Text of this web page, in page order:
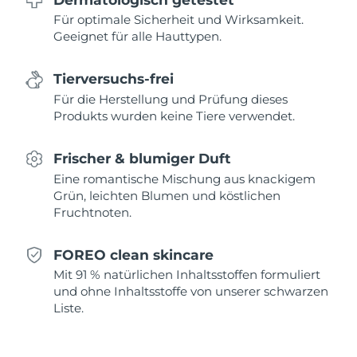
Für optimale Sicherheit und Wirksamkeit.
Geeignet für alle Hauttypen.
Tierversuchs-frei
Für die Herstellung und Prüfung dieses
Produkts wurden keine Tiere verwendet.
Frischer & blumiger Duft
Eine romantische Mischung aus knackigem
Grün, leichten Blumen und köstlichen
Fruchtnoten.
FOREO clean skincare
Mit 91 % natürlichen Inhaltsstoffen formuliert
und ohne Inhaltsstoffe von unserer schwarzen
Liste.
Saudi-Arabien Erwartete Lieferung8/13/26
Slowakei Erwartete Lieferung
Südafrika Erwartete Lieferung8/20/26
Südkorea
Spanien Erwartete Lieferung
Schweden Erwartete Lieferung8/12/26